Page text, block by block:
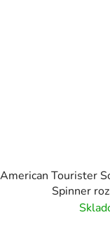
American Tourister
Spinner